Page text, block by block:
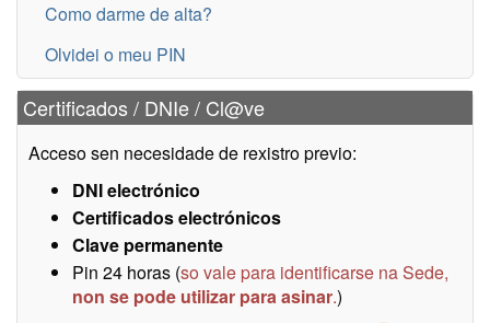
Como darme de alta?
Olvidei o meu PIN
Certificados / DNIe / Cl@ve
Acceso sen necesidade de rexistro previo:
DNI electrónico
Certificados electrónicos
Clave permanente
Pin 24 horas (so vale para identificarse na Sede,
non se pode utilizar para asinar.)